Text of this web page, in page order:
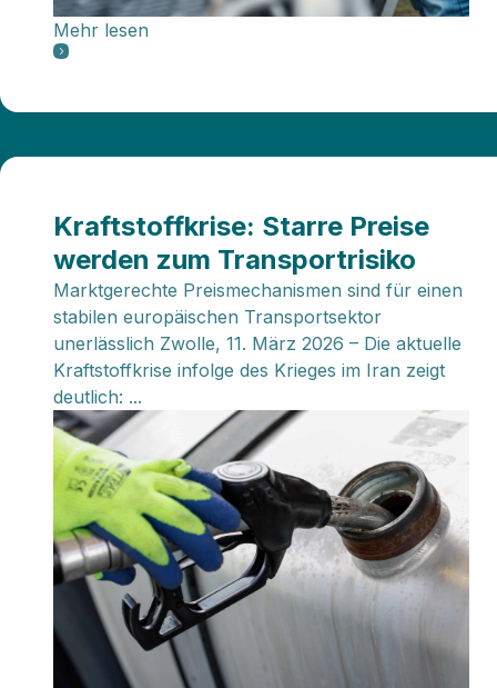
Mehr lesen
Kraftstoffkrise: Starre Preise
werden zum Transportrisiko
Marktgerechte Preismechanismen sind für einen
stabilen europäischen Transportsektor
unerlässlich Zwolle, 11. März 2026 – Die aktuelle
Kraftstoffkrise infolge des Krieges im Iran zeigt
deutlich: ...